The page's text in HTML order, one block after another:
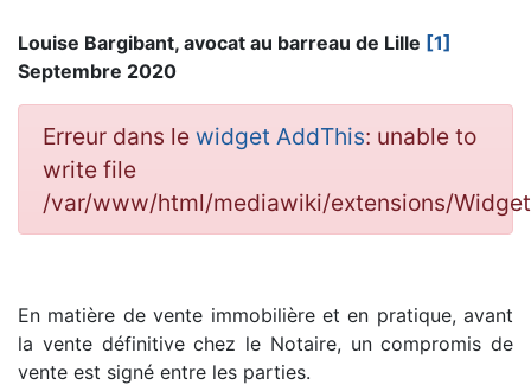
Louise Bargibant, avocat au barreau de Lille [1]
Septembre 2020
Erreur dans le widget AddThis: unable to
write file
/var/www/html/mediawiki/extensions/
En matière de vente immobilière et en pratique, avant
la vente définitive chez le Notaire, un compromis de
vente est signé entre les parties.